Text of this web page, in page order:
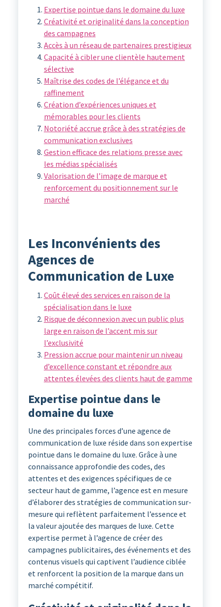
Expertise pointue dans le domaine du luxe
Créativité et originalité dans la conception
des campagnes
Accès à un réseau de partenaires prestigieux
Capacité à cibler une clientèle hautement
sélective
Maîtrise des codes de l’élégance et du
raffinement
Création d’expériences uniques et
mémorables pour les clients
Notoriété accrue grâce à des stratégies de
communication exclusives
Gestion efficace des relations presse avec
les médias spécialisés
Valorisation de l’image de marque et
renforcement du positionnement sur le
marché
Les Inconvénients des
Agences de
Communication de Luxe
Coût élevé des services en raison de la
spécialisation dans le luxe
Risque de déconnexion avec un public plus
large en raison de l’accent mis sur
l’exclusivité
Pression accrue pour maintenir un niveau
d’excellence constant et répondre aux
attentes élevées des clients haut de gamme
Expertise pointue dans le
domaine du luxe
Une des principales forces d’une agence de
communication de luxe réside dans son expertise
pointue dans le domaine du luxe. Grâce à une
connaissance approfondie des codes, des
attentes et des exigences spécifiques de ce
secteur haut de gamme, l’agence est en mesure
d’élaborer des stratégies de communication sur-
mesure qui reflètent parfaitement l’essence et
la valeur ajoutée des marques de luxe. Cette
expertise permet à l’agence de créer des
campagnes publicitaires, des événements et des
contenus visuels qui captivent l’audience ciblée
et renforcent la position de la marque dans un
marché compétitif.